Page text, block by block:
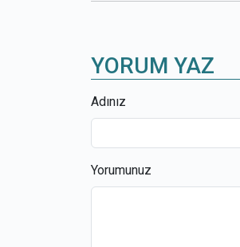
YORUM YAZ
Adınız
Yorumunuz